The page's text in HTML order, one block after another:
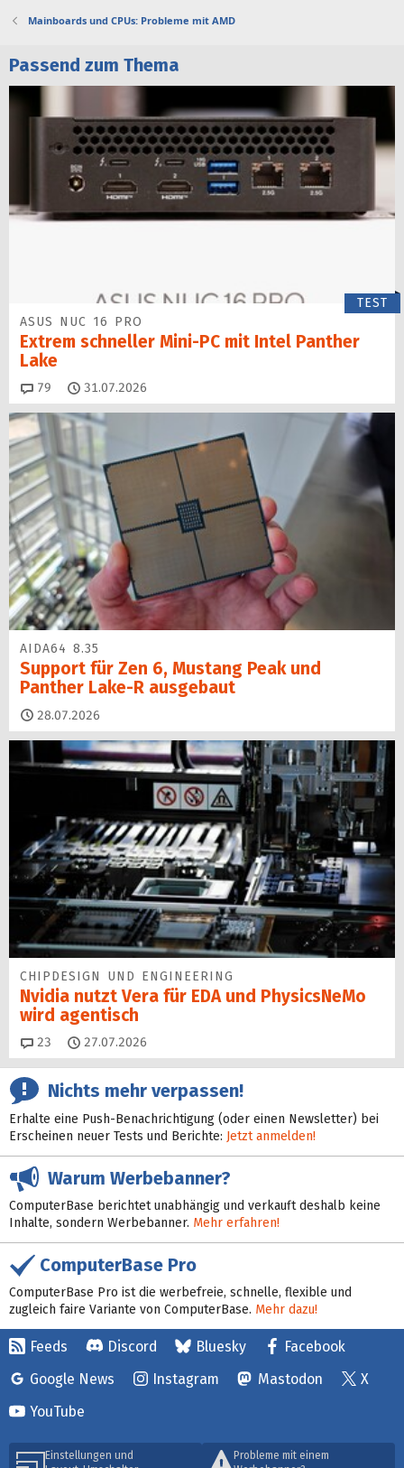
Mainboards und CPUs: Probleme mit AMD
Passend zum Thema
TEST
ASUS NUC 16 PRO
Extrem schneller Mini-PC mit Intel Panther
Lake
79 Kommentare
31.07.2026
AIDA64 8.35
Support für Zen 6, Mustang Peak und
Panther Lake-R ausgebaut
28.07.2026
CHIPDESIGN UND ENGINEERING
Nvidia nutzt Vera für EDA und PhysicsNeMo
wird agentisch
23 Kommentare
27.07.2026
Nichts mehr verpassen!
Erhalte eine Push-Benachrichtigung (oder einen Newsletter) bei
Erscheinen neuer Tests und Berichte: Jetzt anmelden!
Warum Werbebanner?
ComputerBase berichtet unabhängig und verkauft deshalb keine
Inhalte, sondern Werbebanner. Mehr erfahren!
ComputerBase Pro
ComputerBase Pro ist die werbefreie, schnelle, flexible und
zugleich faire Variante von ComputerBase. Mehr dazu!
Feeds Discord Bluesky
Facebook
Google News
Instagram Mastodon
X
YouTube
Einstellungen und
Probleme mit einem